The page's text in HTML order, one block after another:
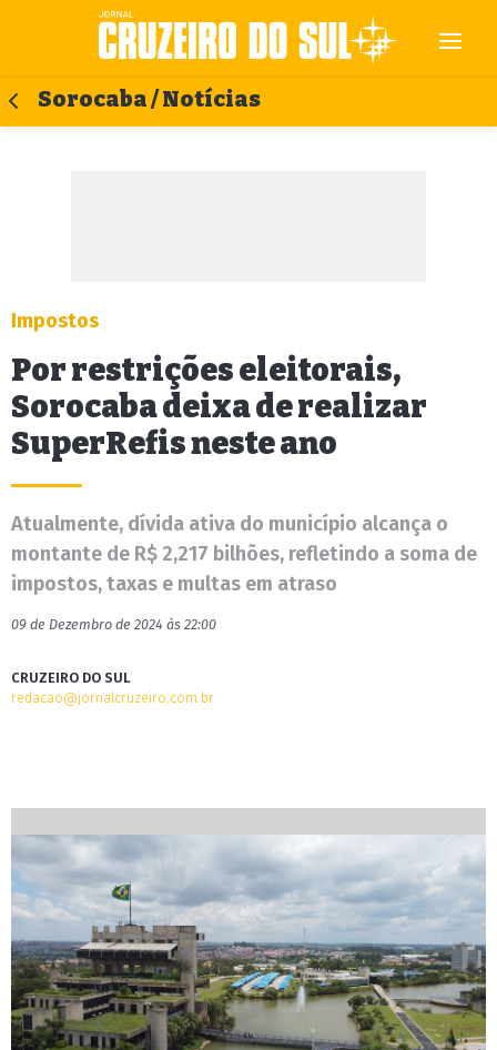
Sorocaba / Notícias
Impostos
Por restrições eleitorais,
Sorocaba deixa de realizar
SuperRefis neste ano
Atualmente, dívida ativa do município alcança o
montante de R$ 2,217 bilhões, refletindo a soma de
impostos, taxas e multas em atraso
09 de Dezembro de 2024 às 22:00
CRUZEIRO DO SUL
redacao@jornalcruzeiro.com.br